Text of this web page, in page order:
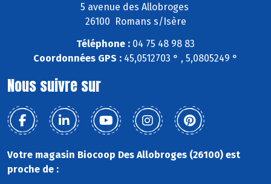
5 avenue des Allobroges
26100 Romans s/Isère
Téléphone : 04 75 48 98 83
Coordonnées GPS : 45,0512703 ° , 5,0805249 °
Nous suivre sur
Votre magasin Biocoop Des Allobroges (26100) est
proche de :